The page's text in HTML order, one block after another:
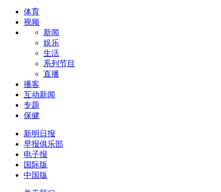
体育
视频
新闻
娱乐
生活
系列节目
直播
播客
互动新闻
专题
保健
新明日报
早报俱乐部
电子报
国际版
中国版